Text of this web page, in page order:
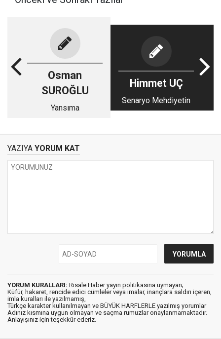
Osman
SUROĞLU
Yansıma
Himmet UÇ
Senaryo Mehdiyetin
YAZIYA YORUM KAT
YORUM KURALLARI: Risale Haber yayın politikasına uymayan;
Küfür, hakaret, rencide edici cümleler veya imalar, inançlara saldırı içeren,
imla kuralları ile yazılmamış,
Türkçe karakter kullanılmayan ve BÜYÜK HARFLERLE yazılmış yorumlar
Adınız kısmına uygun olmayan ve saçma rumuzlar onaylanmamaktadır.
Anlayışınız için teşekkür ederiz.